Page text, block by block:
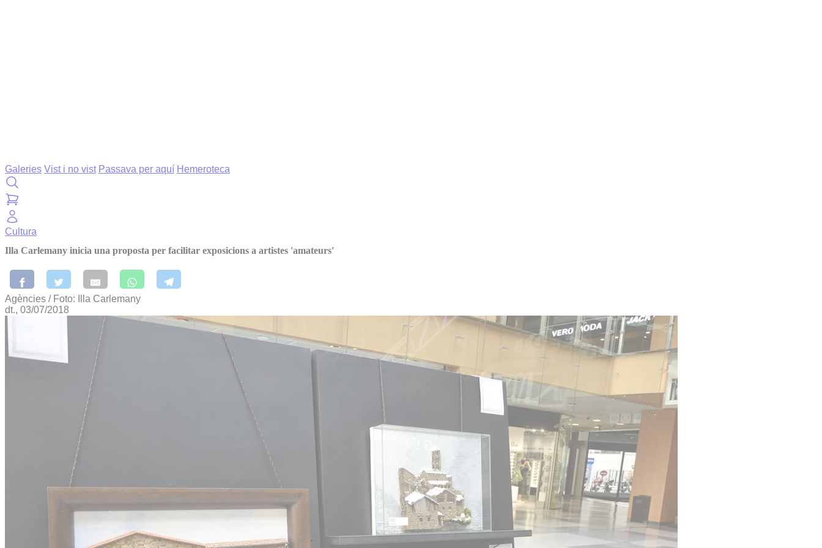
Galeries Vist i no vist Passava per aquí Hemeroteca
Cultura
Illa Carlemany inicia una proposta per facilitar exposicions a artistes 'amateurs'
Agències / Foto: Illa Carlemany
dt., 03/07/2018